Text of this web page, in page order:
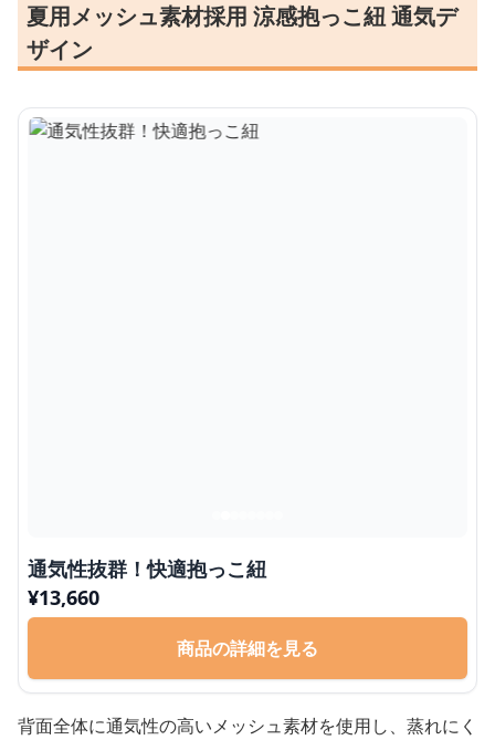
夏用メッシュ素材採用 涼感抱っこ紐 通気デ
ザイン
通気性抜群！快適抱っこ紐
¥13,660
商品の詳細を見る
背面全体に通気性の高いメッシュ素材を使用し、蒸れにく